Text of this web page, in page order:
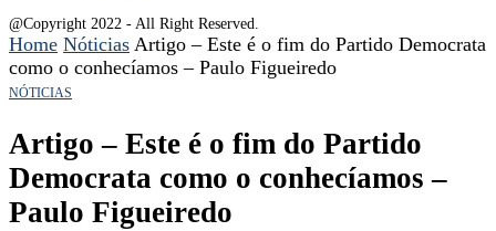
@Copyright 2022 - All Right Reserved.
Home Nóticias Artigo – Este é o fim do Partido Democrata
como o conhecíamos – Paulo Figueiredo
NÓTICIAS
Artigo – Este é o fim do Partido
Democrata como o conhecíamos –
Paulo Figueiredo